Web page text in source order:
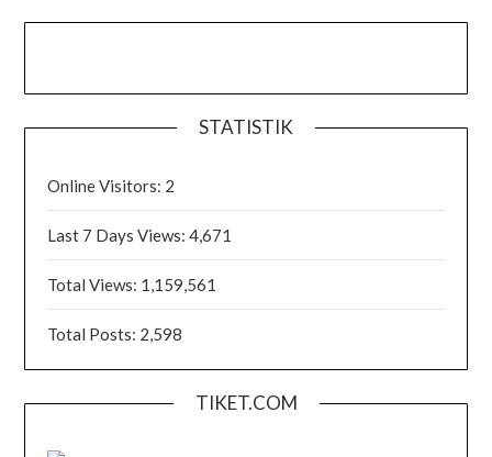
STATISTIK
Online Visitors: 2
Last 7 Days Views:4,671
Total Views: 1,159,561
Total Posts: 2,598
TIKET.COM